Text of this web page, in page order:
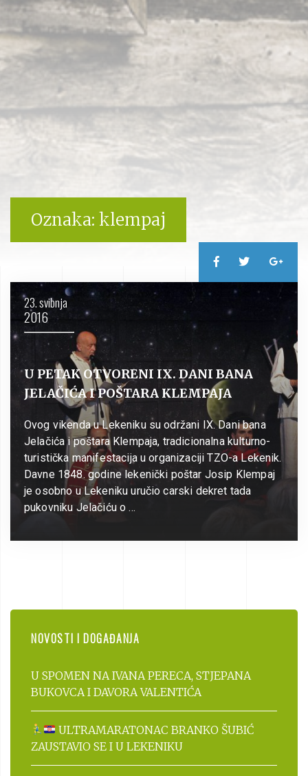
Oznaka: klempaj
23. svibnja
2016
U PETAK OTVORENI IX. DANI BANA
JELAČIĆA I POŠTARA KLEMPAJA
Ovog vikenda u Lekeniku su održani IX. Dani bana
Jelačića i poštara Klempaja, tradicionalna kulturno-
turistička manifestacija u organizaciji TZO-a Lekenik.
Davne 1848. godine lekenički poštar Josip Klempaj
je osobno u Lekeniku uručio carski dekret tada
pukovniku Jelačiću o …
NOVOSTI I DOGAĐANJA
U SPOMEN NA IVANA PERECA, STJEPANA
BUKOVCA I DAVORA VALENTIĆA
ULTRAMARATONAC BRANKO ŠUBIĆ
ZAUSTAVIO SE I U LEKENIKU